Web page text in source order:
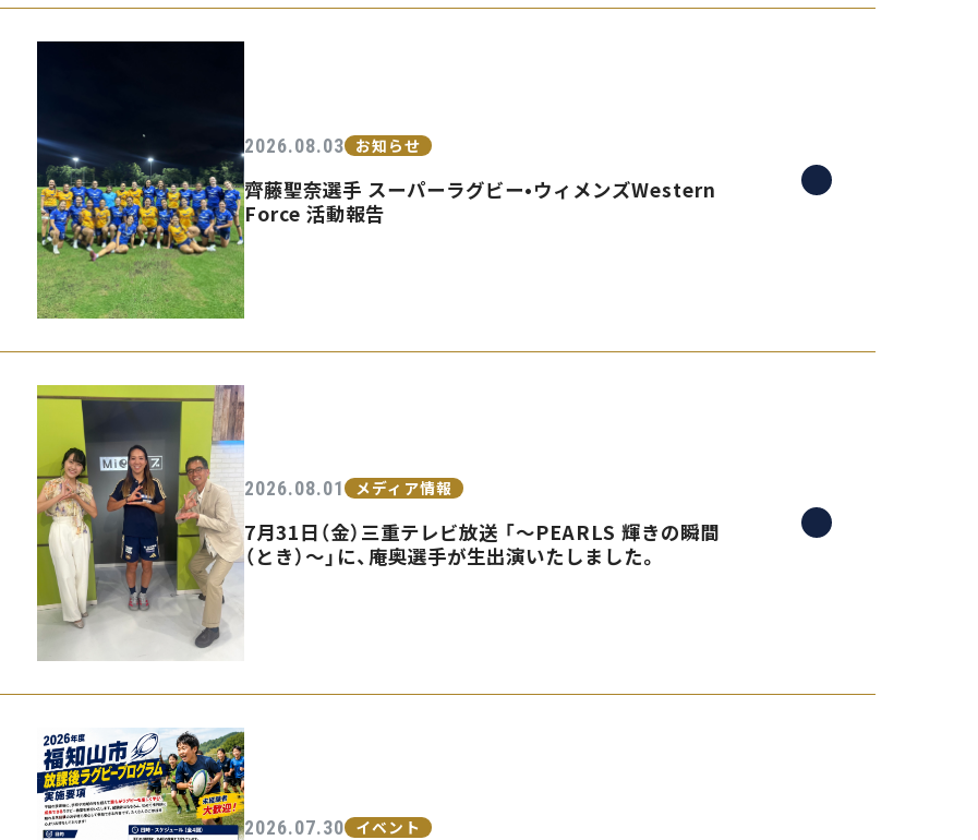
2026.08.03 お知らせ
齊藤聖奈選手 スーパーラグビー•ウィメンズWestern
Force 活動報告
2026.08.01 メディア情報
7月31日（金）三重テレビ放送 「〜PEARLS 輝きの瞬間
（とき）〜」に、庵奥選手が生出演いたしました。
2026.07.30 イベント